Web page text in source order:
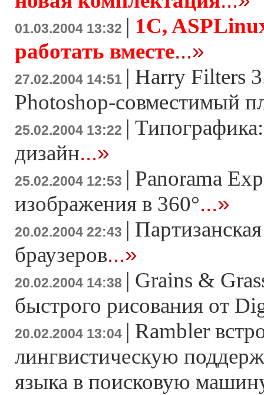
01.03.2004 13:32 | 1C,
работать вместе...»
27.02.2004 14:51 | Harry Filters
Photoshop-совместимый
25.02.2004 13:22 |
дизайн...»
25.02.2004 12:53 | Panorama
изображения в 360°...»
20.02.2004 22:43 |
браузеров...»
20.02.2004 14:38 | Grains &
быстрого рисования от
20.02.2004 13:04 | Rambler
лингвистическую
языка в поисковую